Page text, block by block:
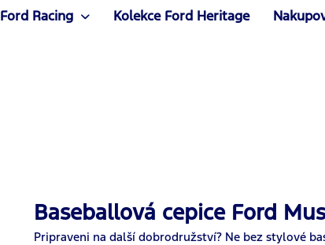
Ford Racing Kolekce Ford Heritage
Baseballová cepice Ford
Pripraveni na další dobrodružství? Ne bez stylové